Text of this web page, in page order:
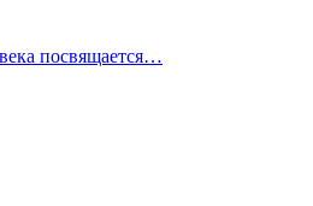
посвящается…